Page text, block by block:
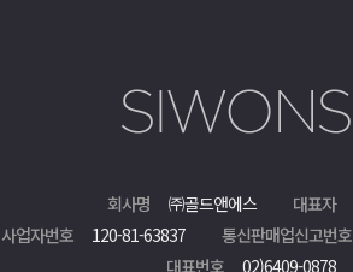
회사명 ㈜골드앤에스 대표자
사업자번호
120-81-63837 통신판매업신고번호
대표번호
02)6409-0878